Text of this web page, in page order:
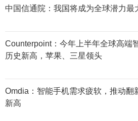
中国信通院：我国将成为全球潜力最
Counterpoint：今年上半年全球高端
历史新高，苹果、三星领头
Omdia：智能手机需求疲软，推动翻
新高